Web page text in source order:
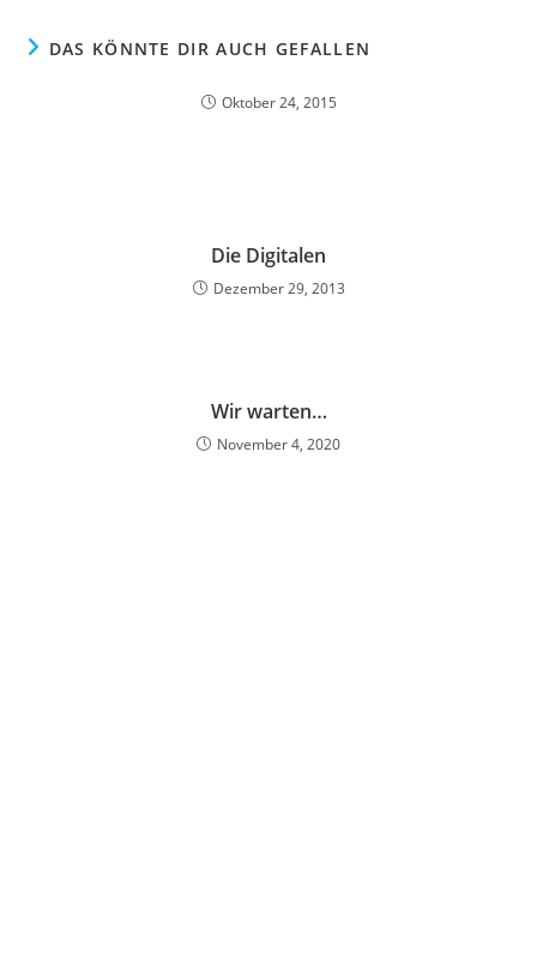
DAS KÖNNTE DIR AUCH GEFALLEN
Oktober 24, 2015
Die Digitalen
Dezember 29, 2013
Wir warten…
November 4, 2020